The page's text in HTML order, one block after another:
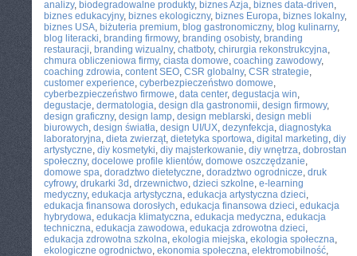
analizy, biodegradowalne produkty, biznes Azja, biznes data-driven,
biznes edukacyjny, biznes ekologiczny, biznes Europa, biznes lokalny,
biznes USA, biżuteria premium, blog gastronomiczny, blog kulinarny,
blog literacki, branding firmowy, branding osobisty, branding
restauracji, branding wizualny, chatboty, chirurgia rekonstrukcyjna,
chmura obliczeniowa firmy, ciasta domowe, coaching zawodowy,
coaching zdrowia, content SEO, CSR globalny, CSR strategie,
customer experience, cyberbezpieczeństwo domowe,
cyberbezpieczeństwo firmowe, data center, degustacja win,
degustacje, dermatologia, design dla gastronomii, design firmowy,
design graficzny, design lamp, design meblarski, design mebli
biurowych, design światła, design UI/UX, dezynfekcja, diagnostyka
laboratoryjna, dieta zwierząt, dietetyka sportowa, digital marketing, diy
artystyczne, diy kosmetyki, diy majsterkowanie, diy wnętrza, dobrostan
społeczny, docelowe profile klientów, domowe oszczędzanie,
domowe spa, doradztwo dietetyczne, doradztwo ogrodnicze, druk
cyfrowy, drukarki 3d , drzewnictwo, dzieci szkolne, e-learning
medyczny, edukacja artystyczna, edukacja artystyczna dzieci,
edukacja finansowa dorosłych, edukacja finansowa dzieci, edukacja
hybrydowa, edukacja klimatyczna, edukacja medyczna, edukacja
techniczna, edukacja zawodowa, edukacja zdrowotna dzieci,
edukacja zdrowotna szkolna, ekologia miejska, ekologia społeczna,
ekologiczne ogrodnictwo, ekonomia społeczna, elektromobilność,